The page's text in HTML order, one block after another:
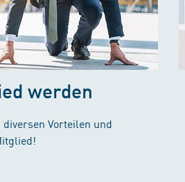
werden
Vorteilen und